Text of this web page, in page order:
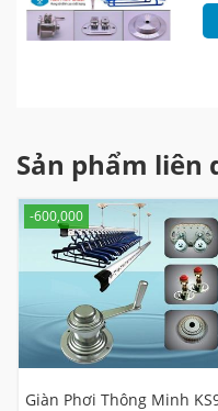
Sản phẩm liên
-600,000
Giàn Phơi Thông Minh